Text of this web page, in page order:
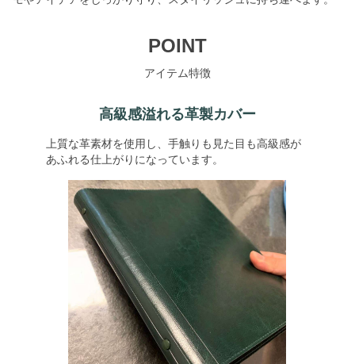
POINT
アイテム特徴
高級感溢れる革製カバー
上質な革素材を使用し、手触りも見た目も高級感が
あふれる仕上がりになっています。